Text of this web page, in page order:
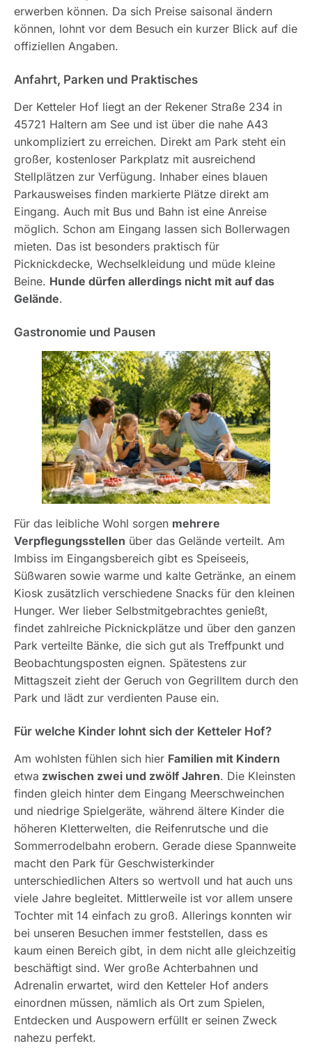
erwerben können. Da sich Preise saisonal ändern
können, lohnt vor dem Besuch ein kurzer Blick auf die
offiziellen Angaben.
Anfahrt, Parken und Praktisches
Der Ketteler Hof liegt an der Rekener Straße 234 in
45721 Haltern am See und ist über die nahe A43
unkompliziert zu erreichen. Direkt am Park steht ein
großer, kostenloser Parkplatz mit ausreichend
Stellplätzen zur Verfügung. Inhaber eines blauen
Parkausweises finden markierte Plätze direkt am
Eingang. Auch mit Bus und Bahn ist eine Anreise
möglich. Schon am Eingang lassen sich Bollerwagen
mieten. Das ist besonders praktisch für
Picknickdecke, Wechselkleidung und müde kleine
Beine. Hunde dürfen allerdings nicht mit auf das
Gelände.
Gastronomie und Pausen
Für das leibliche Wohl sorgen mehrere
Verpflegungsstellen über das Gelände verteilt. Am
Imbiss im Eingangsbereich gibt es Speiseeis,
Süßwaren sowie warme und kalte Getränke, an einem
Kiosk zusätzlich verschiedene Snacks für den kleinen
Hunger. Wer lieber Selbstmitgebrachtes genießt,
findet zahlreiche Picknickplätze und über den ganzen
Park verteilte Bänke, die sich gut als Treffpunkt und
Beobachtungsposten eignen. Spätestens zur
Mittagszeit zieht der Geruch von Gegrilltem durch den
Park und lädt zur verdienten Pause ein.
Für welche Kinder lohnt sich der Ketteler Hof?
Am wohlsten fühlen sich hier Familien mit Kindern
etwa zwischen zwei und zwölf Jahren. Die Kleinsten
finden gleich hinter dem Eingang Meerschweinchen
und niedrige Spielgeräte, während ältere Kinder die
höheren Kletterwelten, die Reifenrutsche und die
Sommerrodelbahn erobern. Gerade diese Spannweite
macht den Park für Geschwisterkinder
unterschiedlichen Alters so wertvoll und hat auch uns
viele Jahre begleitet. Mittlerweile ist vor allem unsere
Tochter mit 14 einfach zu groß. Allerings konnten wir
bei unseren Besuchen immer feststellen, dass es
kaum einen Bereich gibt, in dem nicht alle gleichzeitig
beschäftigt sind. Wer große Achterbahnen und
Adrenalin erwartet, wird den Ketteler Hof anders
einordnen müssen, nämlich als Ort zum Spielen,
Entdecken und Auspowern erfüllt er seinen Zweck
nahezu perfekt.